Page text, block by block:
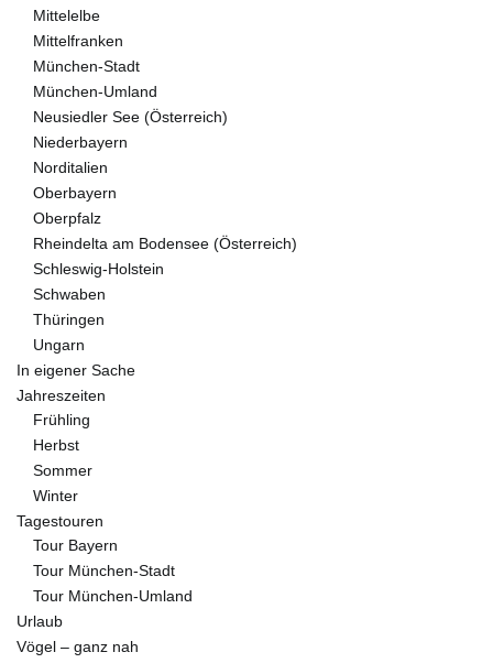
Mittelelbe
Mittelfranken
München-Stadt
München-Umland
Neusiedler See (Österreich)
Niederbayern
Norditalien
Oberbayern
Oberpfalz
Rheindelta am Bodensee (Österreich)
Schleswig-Holstein
Schwaben
Thüringen
Ungarn
In eigener Sache
Jahreszeiten
Frühling
Herbst
Sommer
Winter
Tagestouren
Tour Bayern
Tour München-Stadt
Tour München-Umland
Urlaub
Vögel – ganz nah